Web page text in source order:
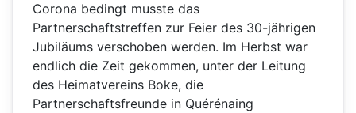
Corona bedingt musste das
Partnerschaftstreffen zur Feier des 30-jährigen
Jubiläums verschoben werden. Im Herbst war
endlich die Zeit gekommen, unter der Leitung
des Heimatvereins Boke, die
Partnerschaftsfreunde in Quérénaing